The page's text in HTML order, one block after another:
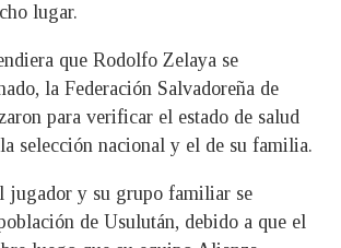
lugar.
que Rodolfo Zelaya se
la Federación Salvadoreña de
para verificar el estado de salud
selección nacional y el de su familia.
jugador y su grupo familiar se
de Usulután, debido a que el